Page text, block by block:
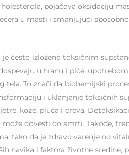
pojačava oksidaciju
u masti i smanjujući
je često izloženo toksičnim
u hranu i piće,
tela. To znači da biohemijski
i uklanjanje toksičnih
kože, pluća i creva.
dovesti do smrti. Takođe,
tako da je zdravo varenje od
navika i faktora životne